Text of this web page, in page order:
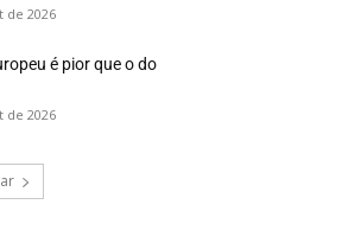
de 2026
é pior que o do
de 2026